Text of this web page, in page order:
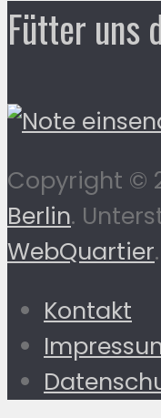
Fütter uns
Copyright ©
Berlin.
WebQuartier.
Kontakt